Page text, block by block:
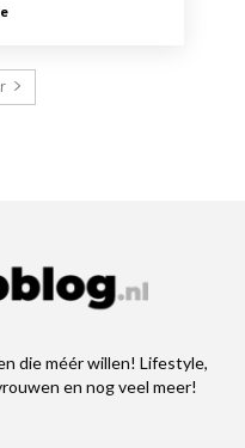
die méér willen! Lifestyle,
en nog veel meer!